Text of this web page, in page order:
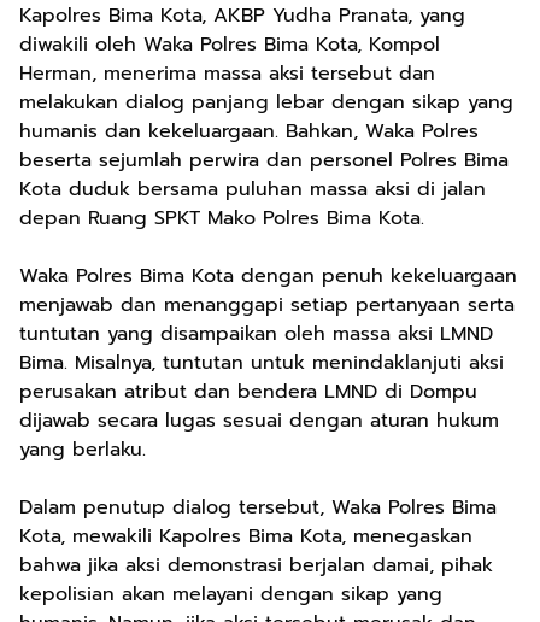
Kapolres Bima Kota, AKBP Yudha Pranata, yang
diwakili oleh Waka Polres Bima Kota, Kompol
Herman, menerima massa aksi tersebut dan
melakukan dialog panjang lebar dengan sikap yang
humanis dan kekeluargaan. Bahkan, Waka Polres
beserta sejumlah perwira dan personel Polres Bima
Kota duduk bersama puluhan massa aksi di jalan
depan Ruang SPKT Mako Polres Bima Kota.
Waka Polres Bima Kota dengan penuh kekeluargaan
menjawab dan menanggapi setiap pertanyaan serta
tuntutan yang disampaikan oleh massa aksi LMND
Bima. Misalnya, tuntutan untuk menindaklanjuti aksi
perusakan atribut dan bendera LMND di Dompu
dijawab secara lugas sesuai dengan aturan hukum
yang berlaku.
Dalam penutup dialog tersebut, Waka Polres Bima
Kota, mewakili Kapolres Bima Kota, menegaskan
bahwa jika aksi demonstrasi berjalan damai, pihak
kepolisian akan melayani dengan sikap yang